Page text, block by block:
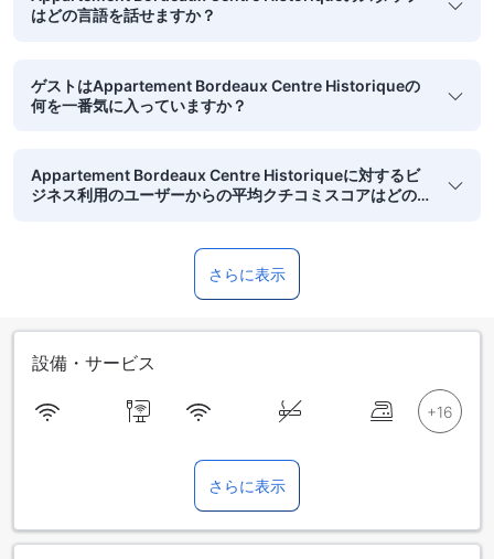
はどの言語を話せますか？
ゲストはAppartement Bordeaux Centre Historiqueの
何を一番気に入っていますか？
Appartement Bordeaux Centre Historiqueに対するビ
ジネス利用のユーザーからの平均クチコミスコアはどの
さらに表示
設備・サービス
さらに表示